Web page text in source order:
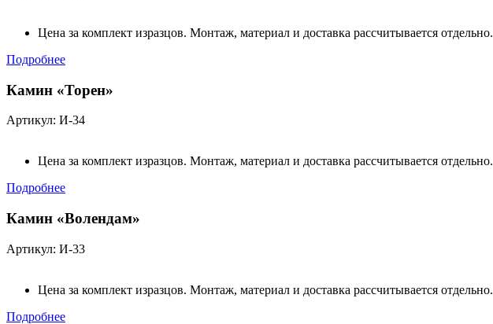
Цена за комплект изразцов. Монтаж, материал и доставка рассчитывается отдельно.
Подробнее
Камин «Торен»
Артикул: И-34
Цена за комплект изразцов. Монтаж, материал и доставка рассчитывается отдельно.
Подробнее
Камин «Волендам»
Артикул: И-33
Цена за комплект изразцов. Монтаж, материал и доставка рассчитывается отдельно.
Подробнее